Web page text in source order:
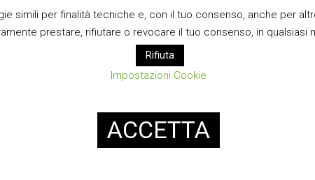
CERCA NEL SITO ARCHIVI
Archivi
Modifica consenso
simili per finalità tecniche e, con il tuo consenso, anche per
prestare, rifiutare o revocare il tuo consenso, in qualsiasi
Rifiuta
Impostazioni Cookie
ACCETTA